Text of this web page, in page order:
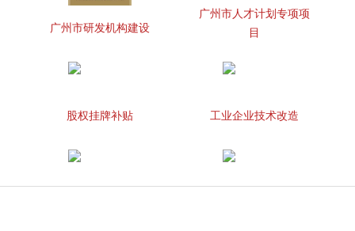
广州市研发机构建设
广州市人才计划专项项
目
股权挂牌补贴 工业企业技术改造